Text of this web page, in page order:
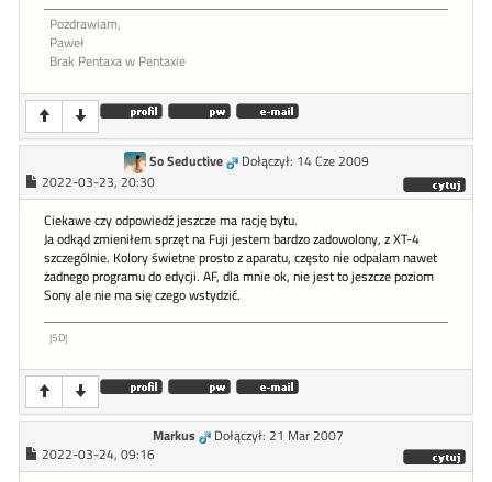
Pozdrawiam,
Paweł
Brak Pentaxa w Pentaxie
So Seductive
Dołączył: 14 Cze 2009
2022-03-23, 20:30
Ciekawe czy odpowiedź jeszcze ma rację bytu.
Ja odkąd zmieniłem sprzęt na Fuji jestem bardzo zadowolony, z XT-4
szczególnie. Kolory świetne prosto z aparatu, często nie odpalam nawet
żadnego programu do edycji. AF, dla mnie ok, nie jest to jeszcze poziom
Sony ale nie ma się czego wstydzić.
|5D|
Markus
Dołączył: 21 Mar 2007
2022-03-24, 09:16